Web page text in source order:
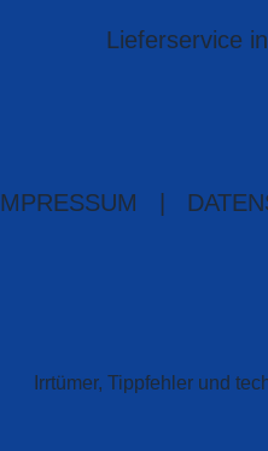
Lieferservice
Irrtümer, Tippfehler und